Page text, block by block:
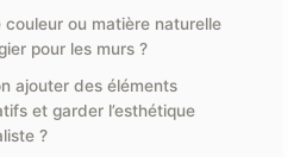
couleur ou matière naturelle
pour les murs ?
ajouter des éléments
et garder l’esthétique
?